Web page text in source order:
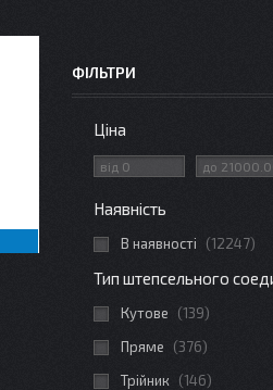
ФІЛЬТРИ
Ціна
Наявність
В наявності 12247
Тип штепсельного
Кутове
139
Пряме
376
Трійник
146